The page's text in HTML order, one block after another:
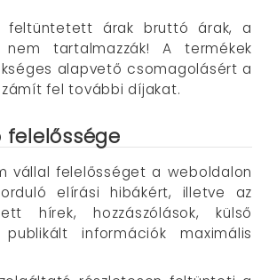
feltüntetett árak bruttó árak, a
tartalmazzák! A termékek
alapvető csomagolásért a
fel további díjakat.
felelőssége
vállal felelősséget a weboldalon
elírási hibákért, illetve az
hírek, hozzászólások, külső
információk maximális